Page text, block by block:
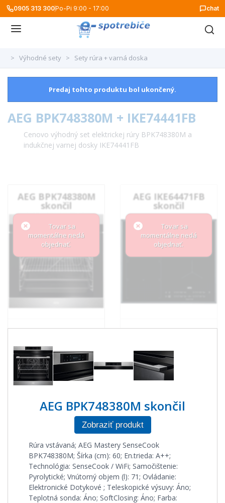
0905 313 300Po-Pi 9:00 - 17:00 chat
> Výhodné sety > Sety rúra + varná doska
Predaj tohto produktu bol ukončený.
AEG BPK748380M + IKE74441FB
Cenovo výhodný set elektrickej rúry BPK748380M a
indukčnej varnej dosky IKE74441FB
AEG BPK748380M
skončil
Tovar sa
momentálne nedá
objednať.
AEG IKE64471FB
skončil
Tovar sa
momentálne nedá
objednať.
AEG BPK748380M skončil
Zobraziť produkt
Rúra vstávaná; AEG Mastery SenseCook
BPK748380M; Šírka (cm): 60; En.trieda: A++;
Technológia: SenseCook / WiFi; Samočištenie:
Pyrolytické; Vnútorný objem (l): 71; Ovládanie:
Elektronické Dotykové ; Teleskopické výsuvy: Áno;
Teplotná sonda: Áno; SoftClosing: Áno; Farba: